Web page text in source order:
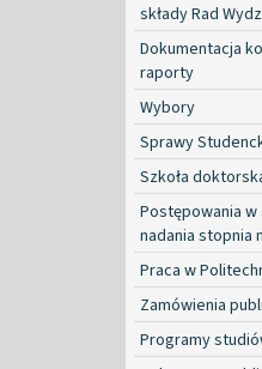
składy Rad
Dokumentacja
raporty
Wybory
Sprawy
Szkoła
Postępowania
nadania stopnia
Praca w
Zamówienia
Programy